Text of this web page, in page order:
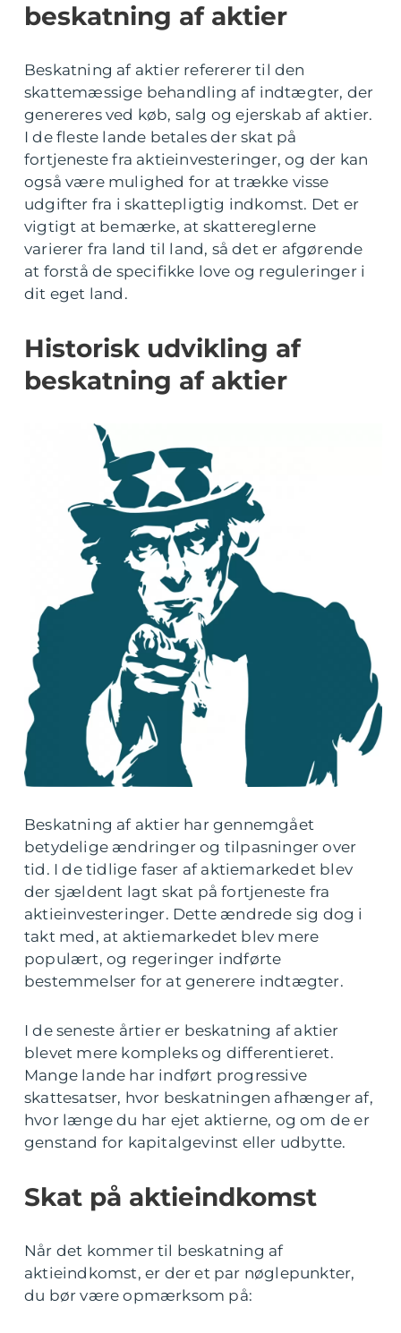
beskatning af aktier
Beskatning af aktier refererer til den
skattemæssige behandling af indtægter, der
genereres ved køb, salg og ejerskab af aktier.
I de fleste lande betales der skat på
fortjeneste fra aktieinvesteringer, og der kan
også være mulighed for at trække visse
udgifter fra i skattepligtig indkomst. Det er
vigtigt at bemærke, at skattereglerne
varierer fra land til land, så det er afgørende
at forstå de specifikke love og reguleringer i
dit eget land.
Historisk udvikling af
beskatning af aktier
Beskatning af aktier har gennemgået
betydelige ændringer og tilpasninger over
tid. I de tidlige faser af aktiemarkedet blev
der sjældent lagt skat på fortjeneste fra
aktieinvesteringer. Dette ændrede sig dog i
takt med, at aktiemarkedet blev mere
populært, og regeringer indførte
bestemmelser for at generere indtægter.
I de seneste årtier er beskatning af aktier
blevet mere kompleks og differentieret.
Mange lande har indført progressive
skattesatser, hvor beskatningen afhænger af,
hvor længe du har ejet aktierne, og om de er
genstand for kapitalgevinst eller udbytte.
Skat på aktieindkomst
Når det kommer til beskatning af
aktieindkomst, er der et par nøglepunkter,
du bør være opmærksom på: